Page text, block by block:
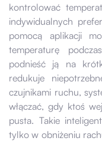
kontrolować
indywidualnych
pomocą aplikacji
temperaturę
podnieść ją na
redukuje
czujnikami ruchu,
włączać, gdy ktoś
pusta. Takie
tylko w obniżeniu